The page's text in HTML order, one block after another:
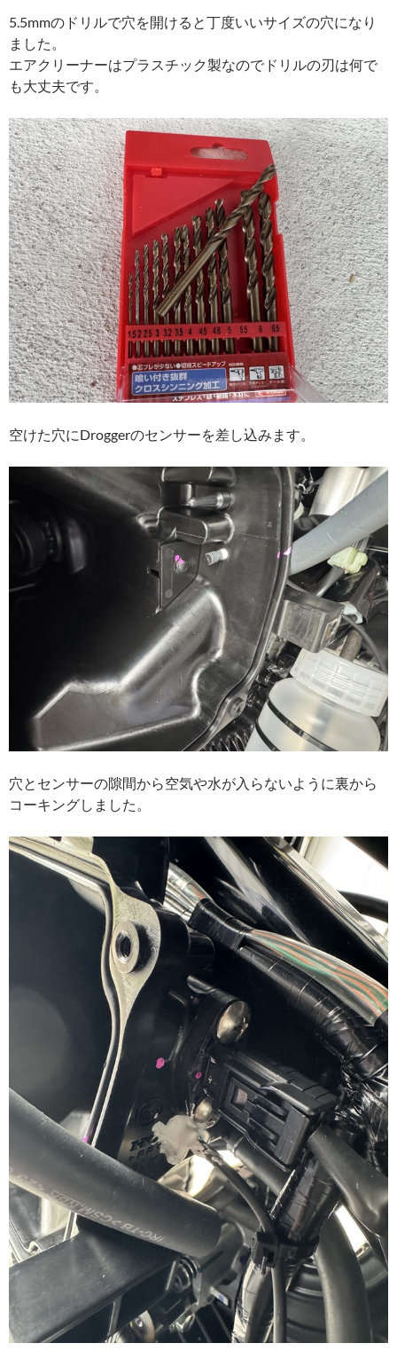
5.5mmのドリルで穴を開けると丁度いいサイズの穴になり
ました。
エアクリーナーはプラスチック製なのでドリルの刃は何で
も大丈夫です。
空けた穴にDroggerのセンサーを差し込みます。
穴とセンサーの隙間から空気や水が入らないように裏から
コーキングしました。